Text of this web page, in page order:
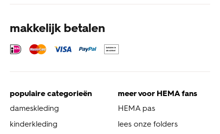
makkelijk betalen
populaire categorieën
dameskleding
kinderkleding
meer voor HEMA fans
HEMA pas
lees onze folders